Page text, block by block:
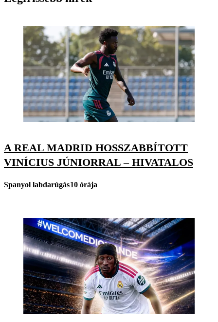
A REAL MADRID HOSSZABBÍTOTT
VINÍCIUS JÚNIORRAL – HIVATALOS
Spanyol labdarúgás10 órája